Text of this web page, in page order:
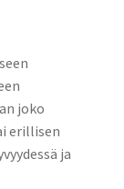
joko
erillisen
ja